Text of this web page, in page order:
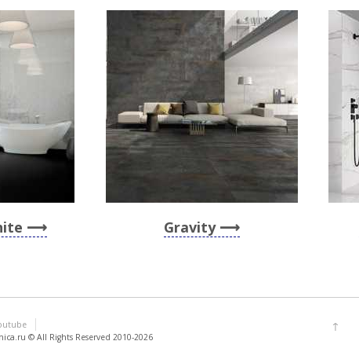
Gravity
© All Rights Reserved 2010-2026
↑